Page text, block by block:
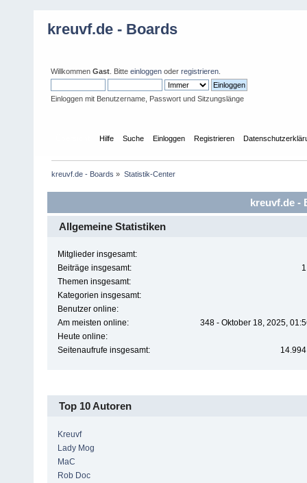
kreuvf.de - Boards
Willkommen Gast . Bitte einloggen oder registrieren
Einloggen mit Benutzername, Passwort und Sitzungslänge
Hilfe Suche Einloggen Registrieren
kreuvf.de - Boards » Statistik-Center
kreuvf.de -
Allgemeine Statistiken
Mitglieder insgesamt:
Beiträge insgesamt:
Themen insgesamt:
Kategorien insgesamt:
Benutzer online:
Am meisten online:
348 - Oktober 18, 2025,
Heute online:
Seitenaufrufe insgesamt:
Top 10 Autoren
Kreuvf
Lady Mog
MaC
Rob Doc